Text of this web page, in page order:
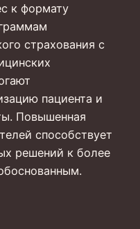
к формату
страхования с
пациента и
Повышенная
способствует
решений к более